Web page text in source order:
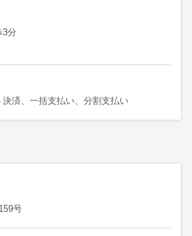
3分
済、一括支払い、分割支払い
号